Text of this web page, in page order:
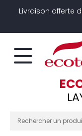
Livraison offerte
Panneau de gestion